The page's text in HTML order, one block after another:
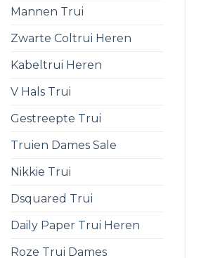
Mannen Trui
Zwarte Coltrui Heren
Kabeltrui Heren
V Hals Trui
Gestreepte Trui
Truien Dames Sale
Nikkie Trui
Dsquared Trui
Daily Paper Trui Heren
Roze Trui Dames